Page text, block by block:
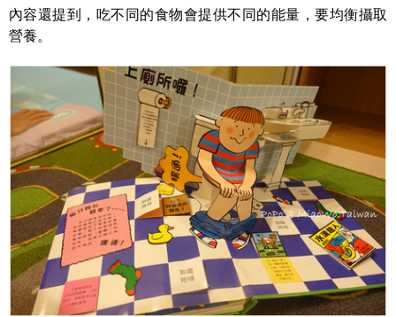
內容還提到，吃不同的食物會提供不同的能量，要均衡攝取
營養。